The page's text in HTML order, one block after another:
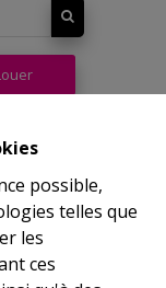
possible,
telles que
les
ces